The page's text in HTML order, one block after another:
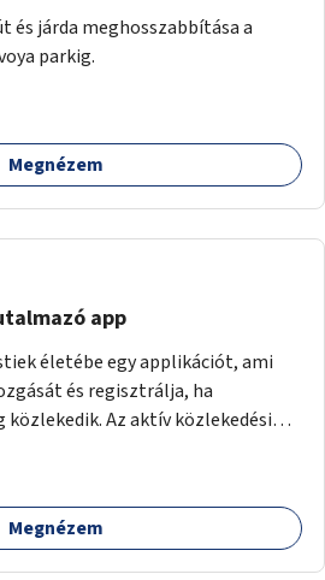
és járda meghosszabbítása a
parkig.
Megnézem
app
életébe egy applikációt, ami
és regisztrálja, ha
közlekedik. Az aktív közlekedési
Megnézem